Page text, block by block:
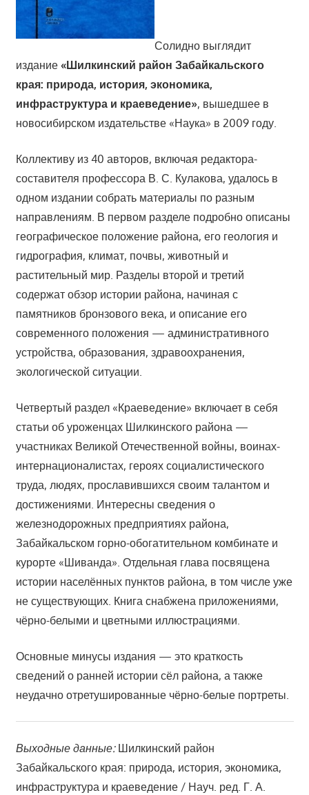
Солидно выглядит
издание «Шилкинский район Забайкальского
края: природа, история, экономика,
инфраструктура и краеведение», вышедшее в
новосибирском издательстве «Наука» в 2009 году.
Коллективу из 40 авторов, включая редактора-
составителя профессора В. С. Кулакова, удалось в
одном издании собрать материалы по разным
направлениям. В первом разделе подробно описаны
географическое положение района, его геология и
гидрография, климат, почвы, животный и
растительный мир. Разделы второй и третий
содержат обзор истории района, начиная с
памятников бронзового века, и описание его
современного положения — административного
устройства, образования, здравоохранения,
экологической ситуации.
Четвертый раздел «Краеведение» включает в себя
статьи об уроженцах Шилкинского района —
участниках Великой Отечественной войны, воинах-
интернационалистах, героях социалистического
труда, людях, прославившихся своим талантом и
достижениями. Интересны сведения о
железнодорожных предприятиях района,
Забайкальском горно-обогатительном комбинате и
курорте «Шиванда». Отдельная глава посвящена
истории населённых пунктов района, в том числе уже
не существующих. Книга снабжена приложениями,
чёрно-белыми и цветными иллюстрациями.
Основные минусы издания — это краткость
сведений о ранней истории сёл района, а также
неудачно отретушированные чёрно-белые портреты.
Выходные данные:Шилкинский район
Забайкальского края: природа, история, экономика,
инфраструктура и краеведение / Науч. ред. Г. А.